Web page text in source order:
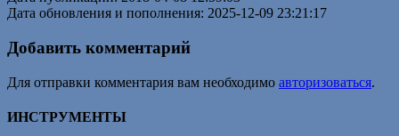
Дата обновления и пополнения: 2025-12-09 23:21:17
Добавить комментарий
Для отправки комментария вам необходимо авторизоваться.
ИНСТРУМЕНТЫ